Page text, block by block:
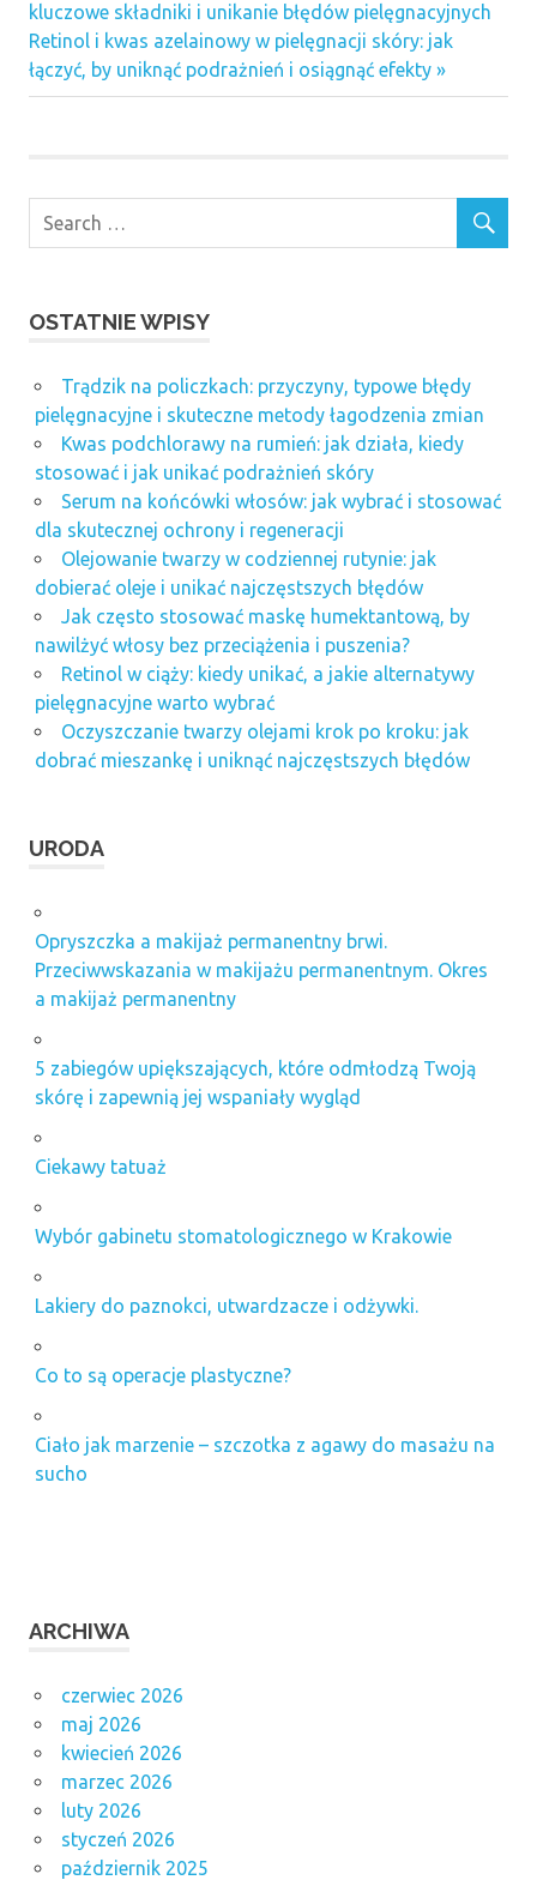
wpisu
Post:
kluczowe składniki i unikanie błędów pielęgnacyjnych
Next
Post:
Retinol i kwas azelainowy w pielęgnacji skóry: jak
łączyć, by uniknąć podrażnień i osiągnąć efekty
OSTATNIE WPISY
Trądzik na policzkach: przyczyny, typowe błędy
pielęgnacyjne i skuteczne metody łagodzenia zmian
Kwas podchlorawy na rumień: jak działa, kiedy
stosować i jak unikać podrażnień skóry
Serum na końcówki włosów: jak wybrać i stosować
dla skutecznej ochrony i regeneracji
Olejowanie twarzy w codziennej rutynie: jak
dobierać oleje i unikać najczęstszych błędów
Jak często stosować maskę humektantową, by
nawilżyć włosy bez przeciążenia i puszenia?
Retinol w ciąży: kiedy unikać, a jakie alternatywy
pielęgnacyjne warto wybrać
Oczyszczanie twarzy olejami krok po kroku: jak
dobrać mieszankę i uniknąć najczęstszych błędów
URODA
Opryszczka a makijaż permanentny brwi.
Przeciwwskazania w makijażu permanentnym. Okres
a makijaż permanentny
5 zabiegów upiększających, które odmłodzą Twoją
skórę i zapewnią jej wspaniały wygląd
Ciekawy tatuaż
Wybór gabinetu stomatologicznego w Krakowie
Lakiery do paznokci, utwardzacze i odżywki.
Co to są operacje plastyczne?
Ciało jak marzenie – szczotka z agawy do masażu na
sucho
ARCHIWA
czerwiec 2026
maj 2026
kwiecień 2026
marzec 2026
luty 2026
styczeń 2026
październik 2025